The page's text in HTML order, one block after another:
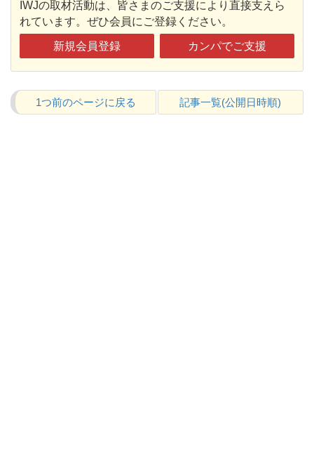
IWJの取材活動は、皆さまのご支援により直接支えら
れています。ぜひ会員にご登録ください。
新規会員登録 カンパでご支援
1つ前のページに戻る 記事一覧(公開日時順)